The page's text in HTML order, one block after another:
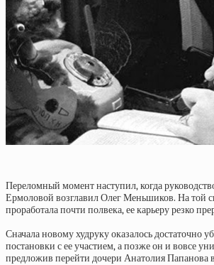
Переломный момент наступил, когда
Ермоловой возглавил Олег Меньшиков. На той
проработала почти полвека, ее карьеру резко
Сначала новому худруку оказалось достаточно
постановки с ее участием, а позже он и вовсе
предложив перейти дочери Анатолия Папанова